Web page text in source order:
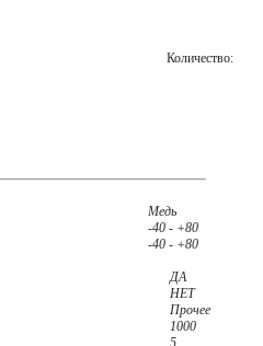
Количество:
Медь
-40 - +80
-40 - +80
ДА
НЕТ
Прочее
1000
5